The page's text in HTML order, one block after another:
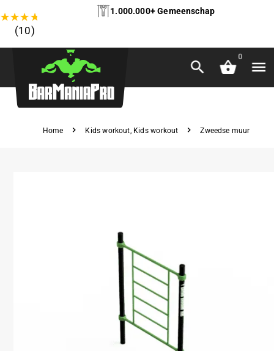
★★★★
(10)
1.000.000+ Gemeenschap
0
Home Kids workout, Kids workout Zweedse muur